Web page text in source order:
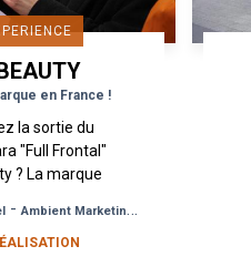
en France !
la sortie du
"Full Frontal"
? La marque
la
son...
-Ambient Marketing -